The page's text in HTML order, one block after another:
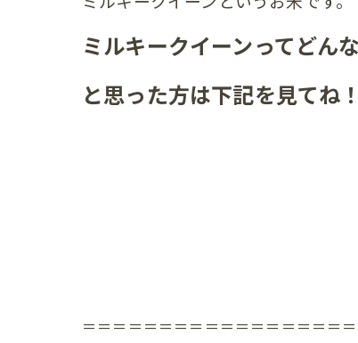
ミルキークイーンってどん
と思った方は下記を見てね！
＝＝＝＝＝＝＝＝＝＝＝＝＝＝＝＝＝